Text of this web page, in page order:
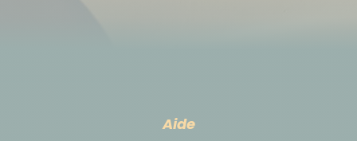
L’euro est bien accepté comme monnaie de
Aide